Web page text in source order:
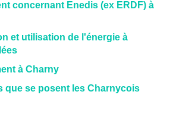
concernant Enedis (ex ERDF) à
et utilisation de l'énergie à
à Charny
que se posent les Charnycois